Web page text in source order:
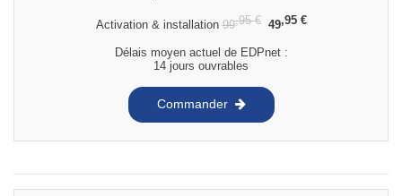
Activation & installation99,95€ 49,95 €
Délais moyen actuel de EDPnet :
14 jours ouvrables
Commander